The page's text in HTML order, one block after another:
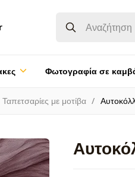
Φωτογραφία σε
Ταπετσαρίες με μοτίβα